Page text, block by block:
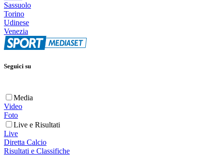
Sassuolo
Torino
Udinese
Venezia
Seguici su
Media
Video
Foto
Live e Risultati
Live
Diretta Calcio
Risultati e Classifiche